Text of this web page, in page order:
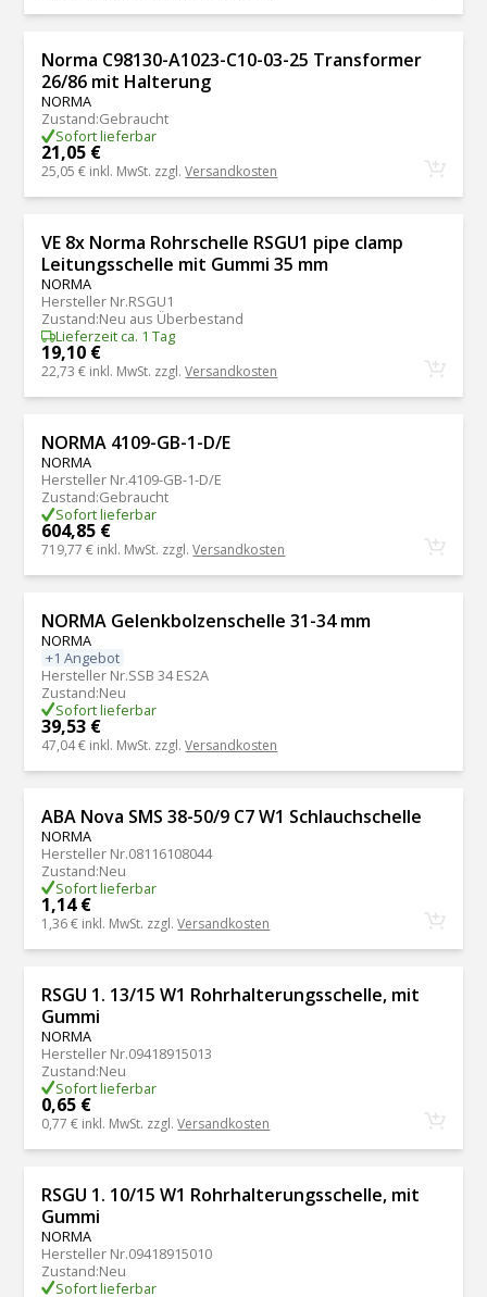
Norma C98130-A1023-C10-03-25 Transformer
26/86 mit Halterung
NORMA
Zustand:Gebraucht
Sofort lieferbar
21,05 €
25,05 € inkl. MwSt. zzgl.Versandkosten
VE 8x Norma Rohrschelle RSGU1 pipe clamp
Leitungsschelle mit Gummi 35 mm
NORMA
Hersteller Nr.RSGU1
Zustand:Neu aus Überbestand
Lieferzeit ca. 1 Tag
19,10 €
22,73 € inkl. MwSt. zzgl.Versandkosten
NORMA 4109-GB-1-D/E
NORMA
Hersteller Nr.4109-GB-1-D/E
Zustand:Gebraucht
Sofort lieferbar
604,85 €
719,77 € inkl. MwSt. zzgl.Versandkosten
NORMA Gelenkbolzenschelle 31-34 mm
NORMA
+1 Angebot
Hersteller Nr.SSB 34 ES2A
Zustand:Neu
Sofort lieferbar
39,53 €
47,04 € inkl. MwSt. zzgl.Versandkosten
ABA Nova SMS 38-50/9 C7 W1 Schlauchschelle
NORMA
Hersteller Nr.08116108044
Zustand:Neu
Sofort lieferbar
1,14 €
1,36 € inkl. MwSt. zzgl.Versandkosten
RSGU 1. 13/15 W1 Rohrhalterungsschelle, mit
Gummi
NORMA
Hersteller Nr.09418915013
Zustand:Neu
Sofort lieferbar
0,65 €
0,77 € inkl. MwSt. zzgl.Versandkosten
RSGU 1. 10/15 W1 Rohrhalterungsschelle, mit
Gummi
NORMA
Hersteller Nr.09418915010
Zustand:Neu
Sofort lieferbar